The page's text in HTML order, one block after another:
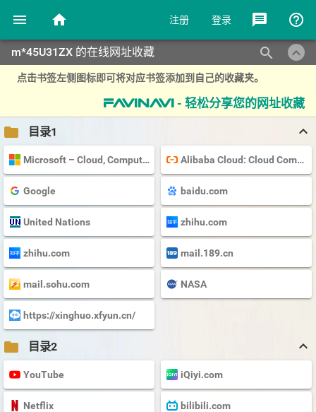
menu home 注册 登录 message help_outline
m*45U31ZX 的在线网址收藏 keyboard_arrow_up
search
点击书签左侧图标即可将对应书签添加到自己的收藏夹。
favinavi - 轻松分享您的网址收藏
folder 目录1 keyboard_arrow_up
Microsoft – Cloud, Computers, Apps & Gaming Alibaba Cloud: Cloud Computing Services
Google baidu.com
United Nations zhihu.com
zhihu.com mail.189.cn
mail.sohu.com NASA
https://xinghuo.xfyun.cn/
folder 目录2 keyboard_arrow_up
YouTube iQiyi.com
Netflix bilibili.com